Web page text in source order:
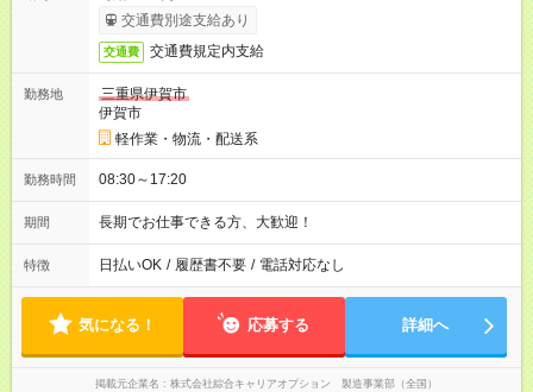
交通費別途支給あり
交通費 交通費規定内支給
勤務地
三重県伊賀市
伊賀市
軽作業・物流・配送系
勤務時間 08:30～17:20
期間 長期でお仕事できる方、大歓迎！
特徴 日払いOK / 履歴書不要 / 電話対応なし
気になる！ 応募する 詳細へ
掲載元企業名 株式会社綜合キャリアオプション 製造事業部（全国）